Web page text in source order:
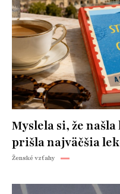
Myslela si, že
prišla najväčšia
Ženské vzťahy